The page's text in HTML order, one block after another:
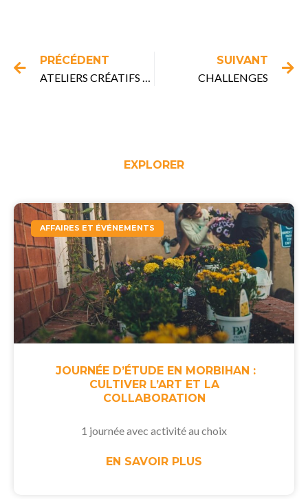
PRÉCÉDENT
SUIVANT
CHALLENGES
EXPLORER
AFFAIRES ET ÉVÉNEMENTS
JOURNÉE D’ÉTUDE EN MORBIHAN :
CULTIVER L’ART ET LA
COLLABORATION
1 journée avec activité au choix
EN SAVOIR PLUS